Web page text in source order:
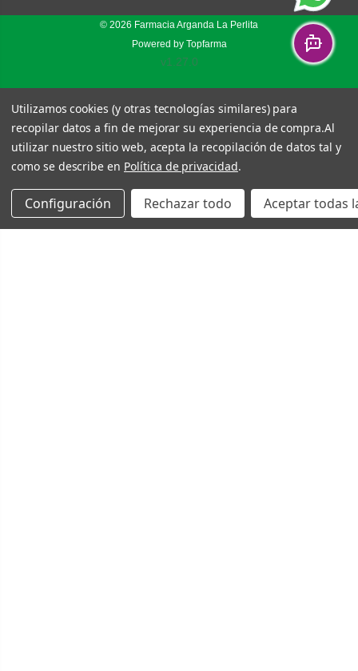
© 2026 Farmacia Arganda La Perlita
Powered by Topfarma
v1.27.0
Utilizamos cookies (y otras tecnologías similares) para
recopilar datos a fin de mejorar su experiencia de compra.Al
utilizar nuestro sitio web, acepta la recopilación de datos tal y
como se describe en Política de privacidad.
Configuración Rechazar todo Aceptar todas